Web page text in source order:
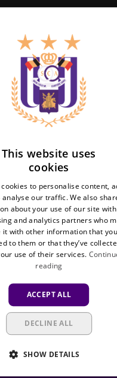
1070 Anderlecht, Belgium
Teams
Futures
important
shirt releases or
to our newsletter.
Subscribe
This website uses
cookies
cookies to personalise content,
analyse our traffic. We also
about your use of our site
and analytics partners who
it with other information that
to them or that they’ve
use of their services.
reading
ACCEPT ALL
DECLINE ALL
SHOW DETAILS